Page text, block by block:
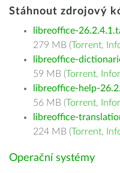
Stáhnout zdrojový
libreoffice-
279 MB (Torrent,
libreoffice-
59 MB (Torrent,
libreoffice-help-
56 MB (Torrent,
libreoffice-
224 MB (Torrent,
Operační systémy